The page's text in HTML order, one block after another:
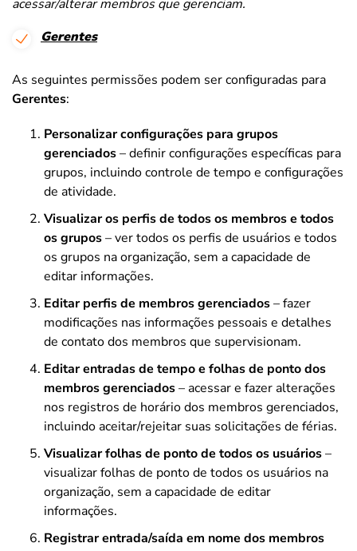
acessar/alterar membros que gerenciam.
Gerentes
As seguintes permissões podem ser configuradas para
Gerentes:
Personalizar configurações para grupos
gerenciados– definir configurações específicas para
grupos, incluindo controle de tempo e configurações
de atividade.
Visualizar os perfis de todos os membros e todos
os grupos– ver todos os perfis de usuários e todos
os grupos na organização, sem a capacidade de
editar informações.
Editar perfis de membros gerenciados– fazer
modificações nas informações pessoais e detalhes
de contato dos membros que supervisionam.
Editar entradas de tempo e folhas de ponto dos
membros gerenciados– acessar e fazer alterações
nos registros de horário dos membros gerenciados,
incluindo aceitar/rejeitar suas solicitações de férias.
Visualizar folhas de ponto de todos os usuários–
visualizar folhas de ponto de todos os usuários na
organização, sem a capacidade de editar
informações.
Registrar entrada/saída em nome dos membros